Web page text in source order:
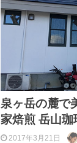
泉ヶ岳の麓で
家焙煎 岳山珈
2017年3月21日